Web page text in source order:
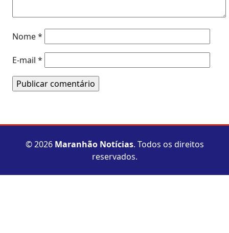
Nome*
E-mail *
© 2026 Maranhão Notícias. Todos os direitos
reservados.